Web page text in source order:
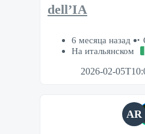
dell’IA
6 месяца назад
На итальянском
2026-02-
AR